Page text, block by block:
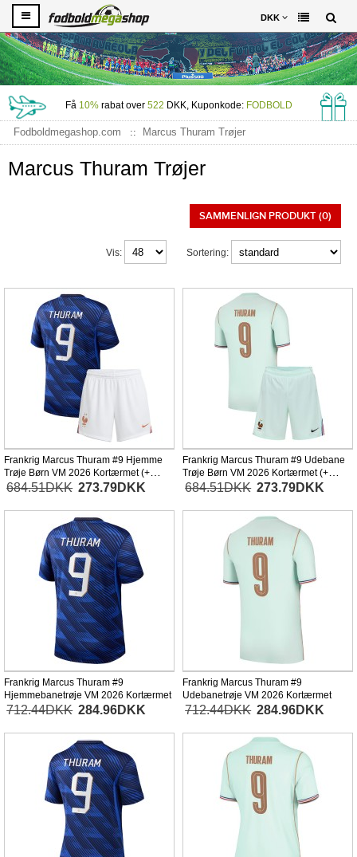
DKK
Få 10%rabat over 522 DKK, Kuponkode: FODBOLD
Fodboldmegashop.com Marcus Thuram Trøjer
Marcus Thuram Trøjer
SAMMENLIGN PRODUKT (0)
Sortering:
Vis:
Frankrig Marcus Thuram #9 Hjemme
Trøje Børn VM 2026 Kortærmet (+
Korte bukser)
684.51DKK 273.79DKK
Frankrig Marcus Thuram #9 Udebane
Trøje Børn VM 2026 Kortærmet (+
Korte bukser)
684.51DKK 273.79DKK
Frankrig Marcus Thuram #9
Hjemmebanetrøje VM 2026 Kortærmet
712.44DKK 284.96DKK
Frankrig Marcus Thuram #9
Udebanetrøje VM 2026 Kortærmet
712.44DKK 284.96DKK